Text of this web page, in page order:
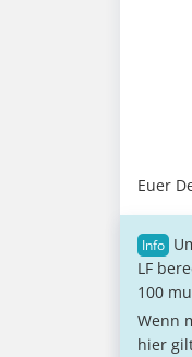
Euer
LF
100
Wenn
hier